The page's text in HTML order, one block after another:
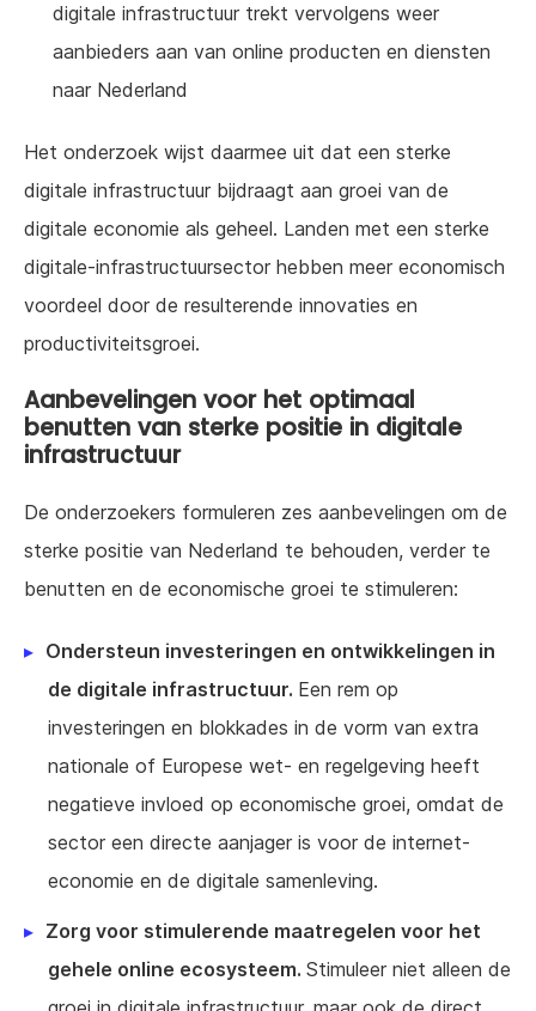
digitale infrastructuur trekt vervolgens weer
aanbieders aan van online producten en diensten
naar Nederland
Het onderzoek wijst daarmee uit dat een sterke
digitale infrastructuur bijdraagt aan groei van de
digitale economie als geheel. Landen met een sterke
digitale-infrastructuursector hebben meer economisch
voordeel door de resulterende innovaties en
productiviteitsgroei.
Aanbevelingen voor het optimaal
benutten van sterke positie in digitale
infrastructuur
De onderzoekers formuleren zes aanbevelingen om de
sterke positie van Nederland te behouden, verder te
benutten en de economische groei te stimuleren:
Ondersteun investeringen en ontwikkelingen in
de digitale infrastructuur. Een rem op
investeringen en blokkades in de vorm van extra
nationale of Europese wet- en regelgeving heeft
negatieve invloed op economische groei, omdat de
sector een directe aanjager is voor de internet-
economie en de digitale samenleving.
Zorg voor stimulerende maatregelen voor het
gehele online ecosysteem. Stimuleer niet alleen de